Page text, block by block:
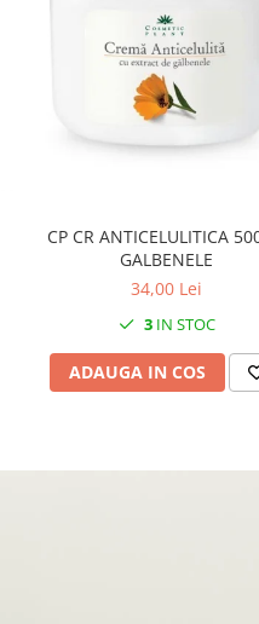
CP CR ANTICELULITICA
GALBENELE
34,00 Lei
3IN STOC
ADAUGA IN COS